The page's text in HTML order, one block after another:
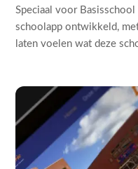
Speciaal voor
schoolapp ontwikkeld,
laten voelen wat deze